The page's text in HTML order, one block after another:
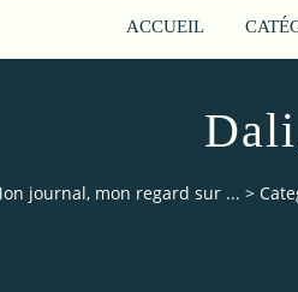
ACCUEIL
journal, mon regard sur ... >